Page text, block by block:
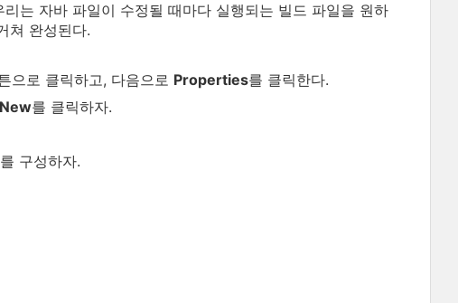
는 자바 파일이 수정될 때마다 실행되는 빌드 파일을 원하
쳐 완성된다.
으로 클릭하고, 다음으로 Properties를 클릭한다.
New를 클릭하자.
구성하자.